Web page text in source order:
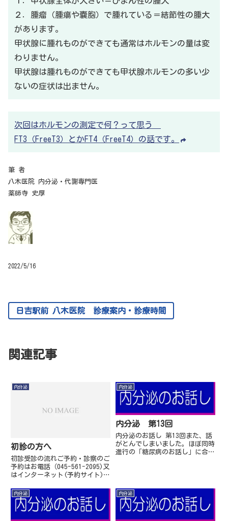
２．腫瘤（腫瘍や嚢胞）で腫れている＝結節性の腫大
があります。
甲状腺に腫れものができても通常はホルモンの量は変
わりません。
甲状腺は腫れものができても甲状腺ホルモンの多い少
ないの症状は出ません。
次回はホルモンの測定で何？って思う
FT3（FreeT3）とかFT4（FreeT4）の話です。
筆 者
八木医院 内分泌・代謝専門医
薬師寺 史厚
2022/5/16
日吉駅前 八木医院 診療案内・診療時間
関連記事
内分泌
初診の方へ
初診受診の流れご予約・診察のご
予約はお電話（045-561-2095)又
はインターネット(予約サイト)か
受診のきっかけ、症状、わかる場
合は病名（疑いの場合も）、紹介
状の有...
内分泌
内分泌 第13回
内分泌のお話し 第13回また、話
がとんでしまいました。ほぼ同時
進行の「糖尿病のお話し」に合わ
内分泌 内分泌